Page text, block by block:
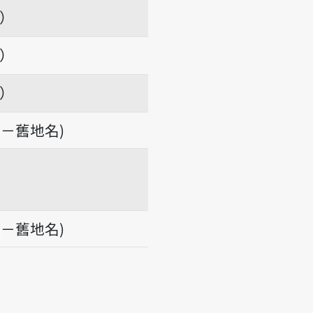
舊地名)
舊地名)